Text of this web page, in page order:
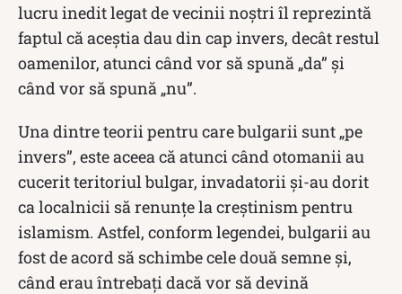
lucru inedit legat de vecinii noștri îl reprezintă
faptul că aceștia dau din cap invers, decât restul
oamenilor, atunci când vor să spună „da” și
când vor să spună „nu”.
Una dintre teorii pentru care bulgarii sunt „pe
invers”, este aceea că atunci când otomanii au
cucerit teritoriul bulgar, invadatorii și-au dorit
ca localnicii să renunțe la creștinism pentru
islamism. Astfel, conform legendei, bulgarii au
fost de acord să schimbe cele două semne și,
când erau întrebați dacă vor să devină